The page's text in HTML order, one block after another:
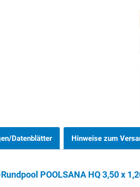
Datenblätter Hinweise zum
POOLSANA HQ 3,50 x